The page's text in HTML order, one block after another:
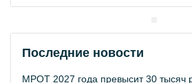
Последние новости
МРОТ 2027 года превысит 30 тысяч